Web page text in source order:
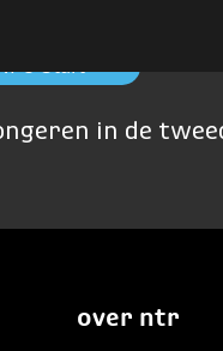
Start
in de
over ntr